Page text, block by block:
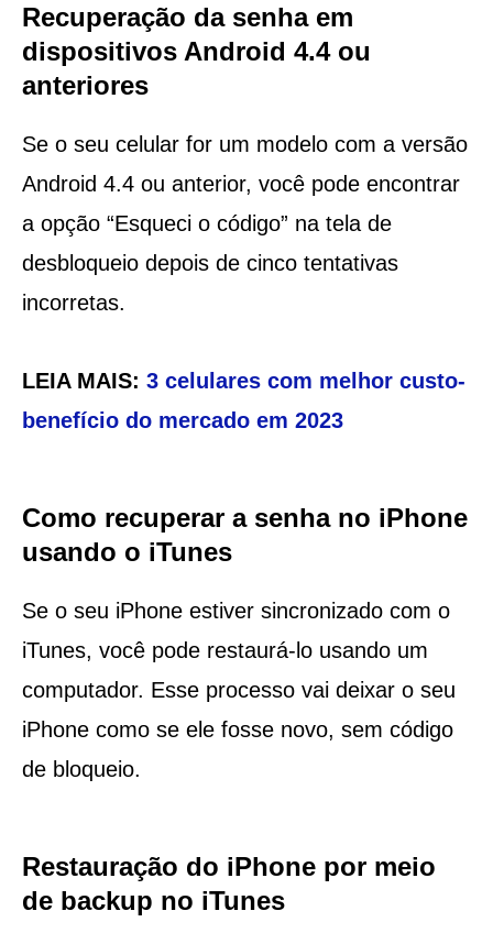
Recuperação da senha em
dispositivos Android 4.4 ou
anteriores
Se o seu celular for um modelo com a versão
Android 4.4 ou anterior, você pode encontrar
a opção “Esqueci o código” na tela de
desbloqueio depois de cinco tentativas
incorretas.
LEIA MAIS: 3 celulares com melhor custo-
benefício do mercado em 2023
Como recuperar a senha no iPhone
usando o iTunes
Se o seu iPhone estiver sincronizado com o
iTunes, você pode restaurá-lo usando um
computador. Esse processo vai deixar o seu
iPhone como se ele fosse novo, sem código
de bloqueio.
Restauração do iPhone por meio
de backup no iTunes